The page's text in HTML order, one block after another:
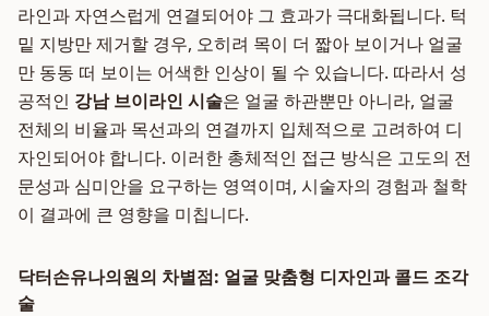
라인과 자연스럽게 연결되어야 그 효과가 극대화됩니다. 턱
밑 지방만 제거할 경우, 오히려 목이 더 짧아 보이거나 얼굴
만 동동 떠 보이는 어색한 인상이 될 수 있습니다. 따라서 성
공적인 강남 브이라인 시술은 얼굴 하관뿐만 아니라, 얼굴
전체의 비율과 목선과의 연결까지 입체적으로 고려하여 디
자인되어야 합니다. 이러한 총체적인 접근 방식은 고도의 전
문성과 심미안을 요구하는 영역이며, 시술자의 경험과 철학
이 결과에 큰 영향을 미칩니다.
닥터손유나의원의 차별점: 얼굴 맞춤형 디자인과 콜드 조각
술